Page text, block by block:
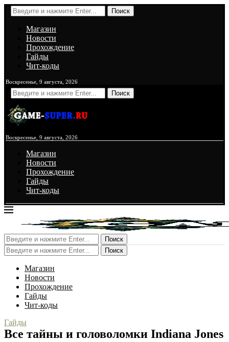
Поиск
Магазин
Новости
Прохождение
Гайды
Чит-коды
Воскресенье, 9 августа, 2026
Поиск
Воскресенье, 9 августа, 2026
Магазин
Новости
Прохождение
Гайды
Чит-коды
Поиск
Поиск
Магазин
Новости
Прохождение
Гайды
Чит-коды
Гайды
Все тайны и головоломки Indiana Jones